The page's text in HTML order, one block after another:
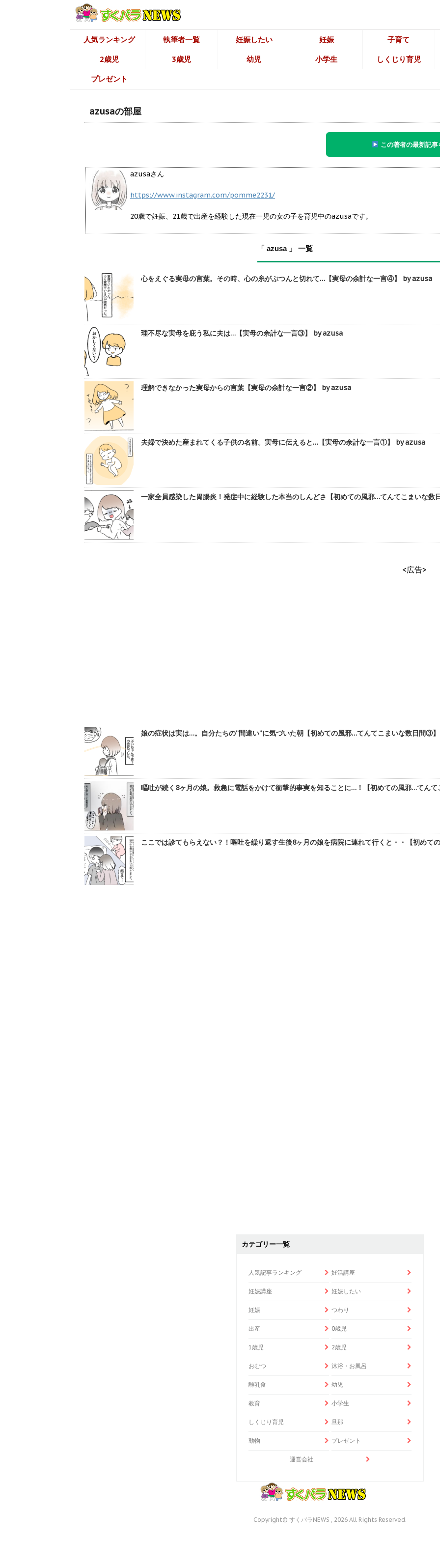
人気ランキング 執筆者一覧 妊娠したい 妊娠 子育て
2歳児 3歳児 幼児 小学生 しくじり育児
プレゼント
azusaの部屋
この著者の最新記事
azusaさん
https://www.instagram.com/pomme2231/
20歳で妊娠、21歳で出産を経験した現在一児の女の子を育児中のazusaです。
「 azusa 」 一覧
心をえぐる実母の言葉。その時、心の糸がぷつんと切れて…【実母の余計な一言④】 by azusa
理不尽な実母を庇う私に夫は…【実母の余計な一言③】 by azusa
理解できなかった実母からの言葉【実母の余計な一言②】 by azusa
夫婦で決めた産まれてくる子供の名前。実母に伝えると…【実母の余計な一言①】 by azusa
一家全員感染した胃腸炎！発症中に経験した本当のしんどさ【初めての風邪…てんてこまいな
<広告>
娘の症状は実は…。自分たちの”間違い”に気づいた朝【初めての風邪…てんてこまいな数日間③
嘔吐が続く8ヶ月の娘。救急に電話をかけて衝撃的事実を知ることに…！【初めての風邪…てん
ここでは診てもらえない？！嘔吐を繰り返す生後8ヶ月の娘を病院に連れて行くと・・【初め
カテゴリー一覧
人気記事ランキング 妊活講座
妊娠講座 妊娠したい
妊娠 つわり
出産 0歳児
1歳児 2歳児
おむつ 沐浴・お風呂
離乳食 幼児
教育 小学生
しくじり育児 旦那
動物 プレゼント
運営会社
Copyright© すくパラNEWS , 2026 All Rights Reserved.